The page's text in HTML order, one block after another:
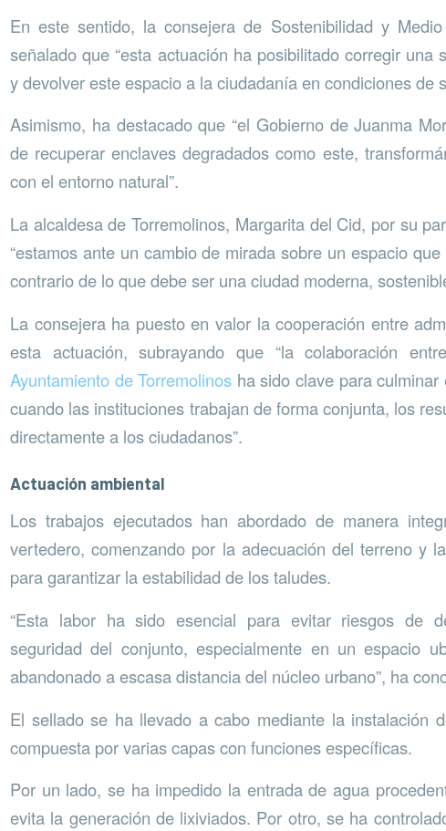
En este sentido, la consejera de Sostenibilidad y
señalado que “esta actuación ha posibilitado corregir una
y devolver este espacio a la ciudadanía en condiciones de
Asimismo, ha destacado que “el Gobierno de Juanma
de recuperar enclaves degradados como este,
con el entorno natural”.
La alcaldesa de Torremolinos, Margarita del Cid, por su
“estamos ante un cambio de mirada sobre un espacio
contrario de lo que debe ser una ciudad moderna,
La consejera ha puesto en valor la cooperación entre
esta actuación, subrayando que “la colaboración
Ayuntamiento de Torremolinos ha sido clave para
cuando las instituciones trabajan de forma conjunta, los
directamente a los ciudadanos”.
Actuación ambiental
Los trabajos ejecutados han abordado de manera
vertedero, comenzando por la adecuación del terreno y
para garantizar la estabilidad de los taludes.
“Esta labor ha sido esencial para evitar riesgos de
seguridad del conjunto, especialmente en un espacio
abandonado a escasa distancia del núcleo urbano”, ha
El sellado se ha llevado a cabo mediante la instalación
compuesta por varias capas con funciones específicas.
Por un lado, se ha impedido la entrada de agua
evita la generación de lixiviados. Por otro, se ha